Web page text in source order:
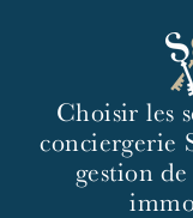
Choisir les
conciergerie
gestion